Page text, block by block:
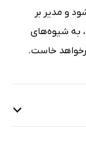
و مدیر بر
به شیوه‌های
خاست.